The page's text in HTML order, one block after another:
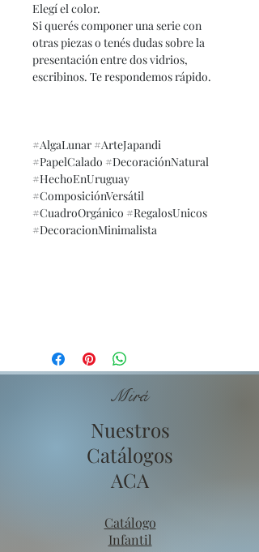
Elegí el color.
Si querés componer una serie con
otras piezas o tenés dudas sobre la
presentación entre dos vidrios,
escribinos. Te respondemos rápido.
#AlgaLunar #ArteJapandi
#PapelCalado #DecoraciónNatural
#HechoEnUruguay
#ComposiciónVersátil
#CuadroOrgánico #RegalosUnicos
#DecoracionMinimalista
Mirá
Nuestros
Catálogos
ACA
Catálogo
Infantil